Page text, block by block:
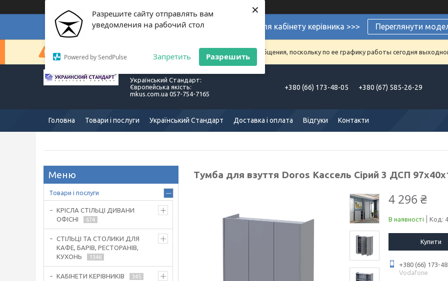
Разрешите сайту отправлять вам
уведомления на рабочий стол
Powered by SendPulse Запретить Разрешить
×
Супермеблі для кабінету керівника >>> Переглянути
Сейчас компания не может быстро обрабатывать заказы и сообщения, поскольку по ее графику работы сегодня
Український Стандарт:
Європейська якість:
mkus.com.ua 057-754-7165
+380 (66) 173-48-05 +380 (67) 585-26-29
Головна Товари і послуги Український Стандарт Доставка і оплата Відгуки Контакти
Тумба для взуття Doros Кассель Сірий 3 ДСП
4 296 ₴
В наявності Код:
Купити
+380 (66) 173-
Vodafone
Товари і послуги
КРІСЛА СТІЛЬЦІ ДИВАНИ
ОФІСНІ
674
СТІЛЬЦІ ТА СТОЛИКИ ДЛЯ
КАФЕ, БАРІВ, РЕСТОРАНІВ,
КУХОНЬ
1346
КАБІНЕТИ КЕРІВНИКІВ 345